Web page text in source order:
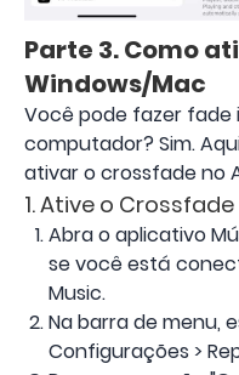
Parte 3. Como
Windows/Mac
Você pode fazer fade
computador? Sim.
ativar o crossfade no
1. Ative o
Abra o aplicativo
se você está
Music.
Na barra de menu,
Configurações >